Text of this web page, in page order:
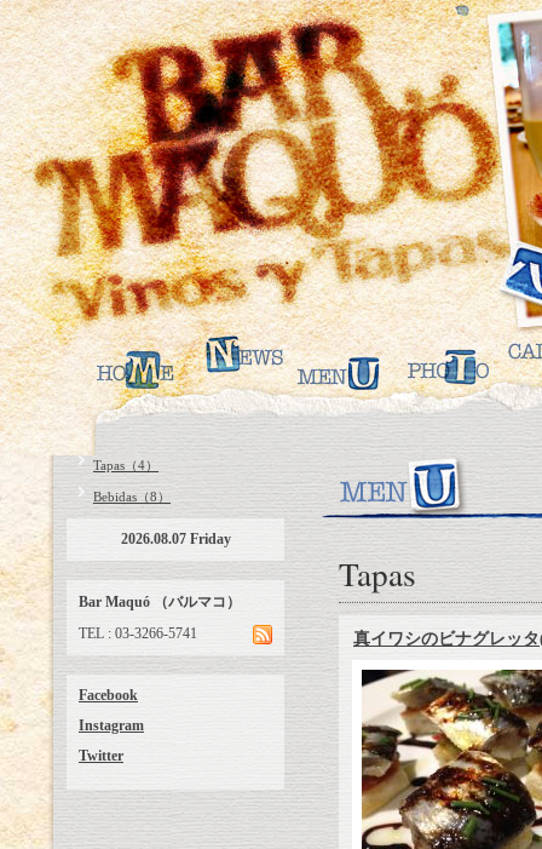
Tapas
真イワシのビナグレッ
Tapas（4）
Bebidas（8）
2026.08.07 Friday
Bar Maquó （バルマコ）
TEL : 03-3266-5741
Facebook
Instagram
Twitter